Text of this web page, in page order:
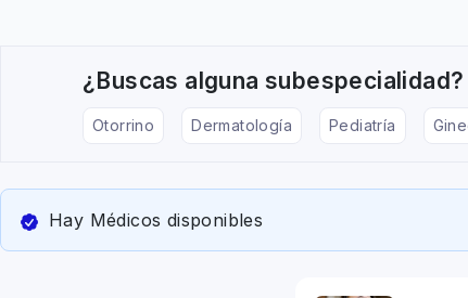
¿Buscas alguna subespecialidad?
Otorrino Dermatología Pediatría
Hay Médicos disponibles